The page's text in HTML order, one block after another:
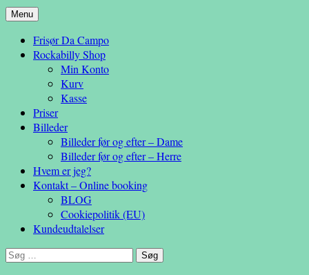
Da Campo
– en anderledes frisøroplevelse
Menu Hop
indhold
Frisør Da Campo
Rockabilly Shop
Min Konto
Kurv
Kasse
Priser
Billeder
Billeder før og efter – Dame
Billeder før og efter – Herre
Hvem er jeg?
Kontakt – Online booking
BLOG
Cookiepolitik (EU)
Kundeudtalelser
Søg